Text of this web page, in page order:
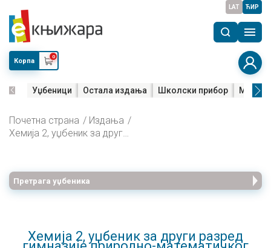
LAT ЋИР
Корпа
0
Уџбеници Остала издања Школски прибор Мала
Почетна страна
Издања
Хемија 2, уџбеник за други разред гимназије природно-математичког смера на хрватском језику
Претрага уџбеника
Хемија 2, уџбеник за други разред